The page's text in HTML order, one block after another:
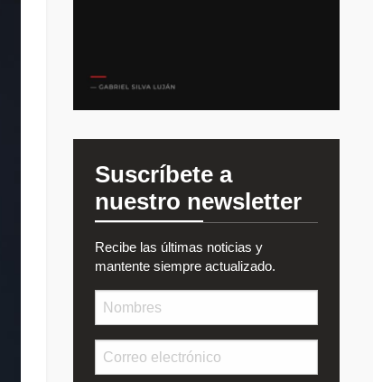
Suscríbete a
nuestro newsletter
Recibe las últimas noticias y
mantente siempre actualizado.